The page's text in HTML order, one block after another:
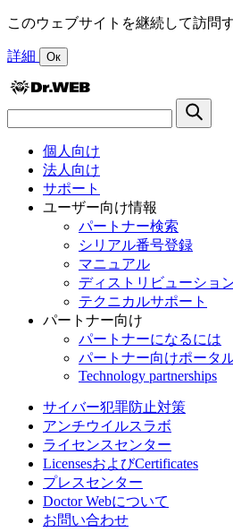
このウェブサイトを継続して訪問
詳細 Ок
個人向け
法人向け
サポート
ユーザー向け情報
パートナー検索
シリアル番号登録
マニュアル
ディストリビューショ
テクニカルサポート
パートナー向け
パートナーになるには
パートナー向けポータ
Technology partnerships
サイバー犯罪防止対策
アンチウイルスラボ
ライセンスセンター
LicensesおよびCertificates
プレスセンター
Doctor Webについて
お問い合わせ